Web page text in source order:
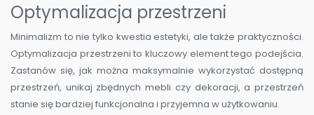
Optymalizacja przestrzeni
Minimalizm to nie tylko kwestia estetyki, ale także praktyczności.
Optymalizacja przestrzeni to kluczowy element tego podejścia.
Zastanów się, jak można maksymalnie wykorzystać dostępną
przestrzeń, unikaj zbędnych mebli czy dekoracji, a przestrzeń
stanie się bardziej funkcjonalna i przyjemna w użytkowaniu.